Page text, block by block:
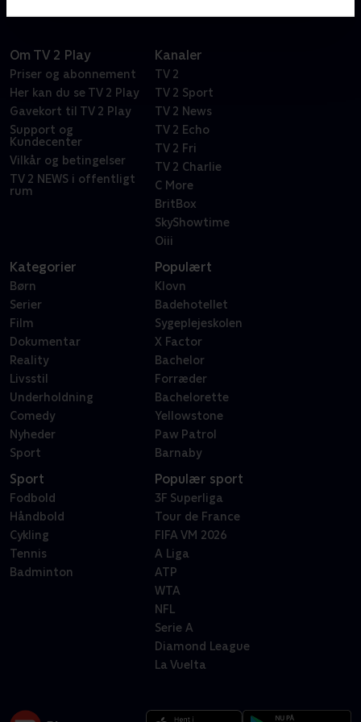
Om TV 2 Play
Priser og abonnement
Her kan du se TV 2 Play
Gavekort til TV 2 Play
Support og
Kundecenter
Vilkår og betingelser
TV 2 NEWS i offentligt
rum
Kanaler
TV 2
TV 2 Sport
TV 2 News
TV 2 Echo
TV 2 Fri
TV 2 Charlie
C More
BritBox
SkyShowtime
Oiii
Kategorier
Børn
Serier
Film
Dokumentar
Reality
Livsstil
Underholdning
Comedy
Nyheder
Sport
Populært
Klovn
Badehotellet
Sygeplejeskolen
X Factor
Bachelor
Forræder
Bachelorette
Yellowstone
Paw Patrol
Barnaby
Sport
Fodbold
Håndbold
Cykling
Tennis
Badminton
Populær sport
3F Superliga
Tour de France
FIFA VM 2026
A Liga
ATP
WTA
NFL
Serie A
Diamond League
La Vuelta